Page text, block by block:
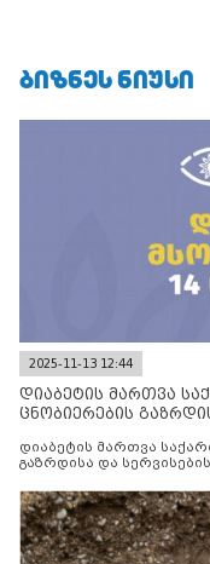
ᲑᲘᲖᲜᲔᲡ ᲜᲘᲣᲡᲘ
2025-11-13 12:44
დიაბეტის მართვა
ცნობიერების
დიაბეტის მართვა
გაზრდისა და